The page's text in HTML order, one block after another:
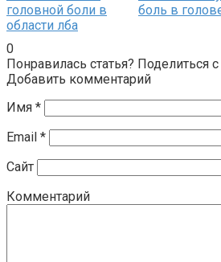
головной боли в
области лба
боль в
0
Понравилась статья? Поделиться
Добавить комментарий
Имя *
Email *
Сайт
Комментарий